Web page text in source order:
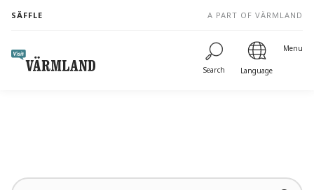
content
SÄFFLE A PART OF VÄRMLAND
Search Language
Menu